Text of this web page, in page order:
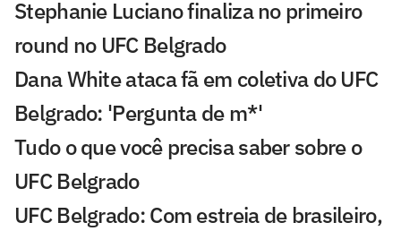
Stephanie Luciano finaliza no primeiro
round no UFC Belgrado
Dana White ataca fã em coletiva do UFC
Belgrado: 'Pergunta de m*'
Tudo o que você precisa saber sobre o
UFC Belgrado
UFC Belgrado: Com estreia de brasileiro,